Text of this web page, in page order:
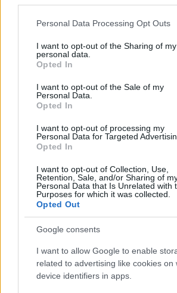
Please note that this website/app uses
not limited to your visit or usage
grant or deny consent to Google and its
use your data for below specified
consent section.
Personal Data Processing Opt Outs
I want to opt-out of the Sharing of my
personal data.
Opted In
I want to opt-out of the Sale of my
Personal Data.
Opted In
I want to opt-out of processing my
Personal Data for Targeted
Opted In
I want to opt-out of Collection, Use,
Retention, Sale, and/or Sharing of
Personal Data that Is Unrelated with
Purposes for which it was collected.
Opted Out
Google consents
I want to allow Google to enable
related to advertising like cookies on
device identifiers in apps.